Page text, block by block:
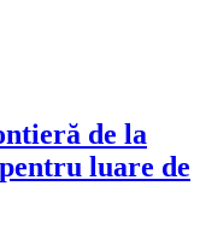
de la
luare de